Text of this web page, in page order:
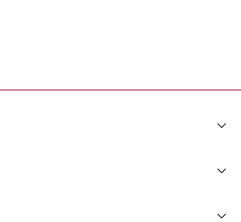
keyboard_arrow_down
keyboard_arrow_down
keyboard_arrow_down